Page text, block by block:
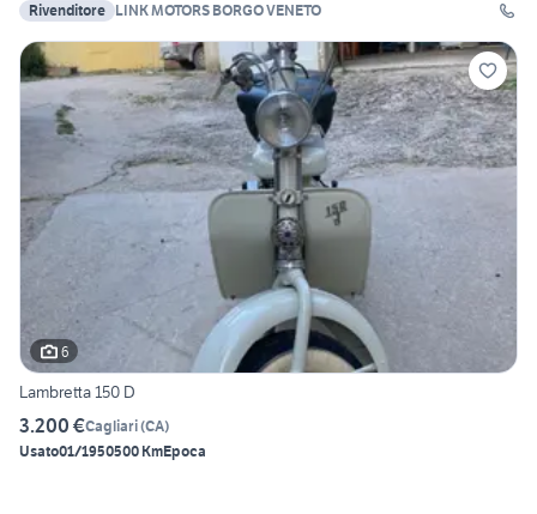
Rivenditore LINK MOTORS BORGO VENETO
6
Lambretta 150 D
3.200 €Cagliari(CA)
Usato01/1950500 KmEpoca